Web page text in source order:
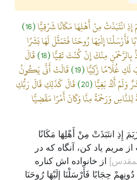
انْتَبَذَتْ مِنْ أَهْلِهَا مَكَانًا شَرْقِيًّا(16)
إِلَيْهَا رُوحَنَا فَتَمَثَّلَ لَهَا بَشَرًا
بِالرَّحْمَنِ مِنْكَ إِنْ كُنْتَ تَقِيًّا(18)
قَالَ
لَكِ غُلَامًا زَكِيًّا(19)
قَالَتْ أَنَّى يَكُونُ
وَلَمْ أَكُ بَغِيًّا(20)
قَالَ كَذَلِكِ قَالَ رَبُّكِ
وَرَحْمَةً مِنَّا وَكَانَ أَمْرًا مَقْضِيًّا
إِذِ انتَبَذَتْ مِنْ أَهْلِهَا مَكَانًا
مريم ياد کن، آنگاه که در
از خانواده اش کناره
حِجَابًا فَأَرْسَلْنَا إِلَيْهَا رُوحَنَا